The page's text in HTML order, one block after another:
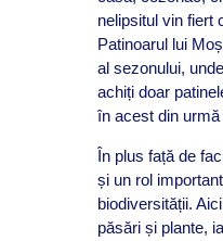
nelipsitul vin fiert
Patinoarul lui
al sezonului,
achiți doar
în acest din
În plus față de
și un rol
biodiversității.
păsări și plante,